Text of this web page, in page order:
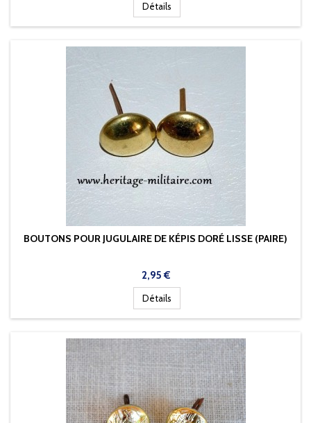
Détails
BOUTONS POUR JUGULAIRE DE KÉPIS DORÉ LISSE (PAIRE)
Prix
2,95 €
Détails